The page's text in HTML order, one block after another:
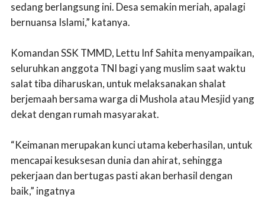
sedang berlangsung ini. Desa semakin meriah, apalagi
bernuansa Islami,” katanya.
Komandan SSK TMMD, Lettu Inf Sahita menyampaikan,
seluruhkan anggota TNI bagi yang muslim saat waktu
salat tiba diharuskan, untuk melaksanakan shalat
berjemaah bersama warga di Mushola atau Mesjid yang
dekat dengan rumah masyarakat.
“Keimanan merupakan kunci utama keberhasilan, untuk
mencapai kesuksesan dunia dan ahirat, sehingga
pekerjaan dan bertugas pasti akan berhasil dengan
baik,” ingatnya